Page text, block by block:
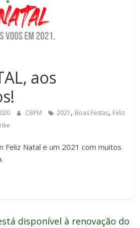
aos
CBPM 2021 , Boas Festas, Feliz
Feliz Natal e um 2021 com muitos
disponível à renovação do